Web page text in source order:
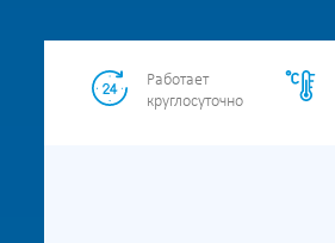
Работает
круглосуточно